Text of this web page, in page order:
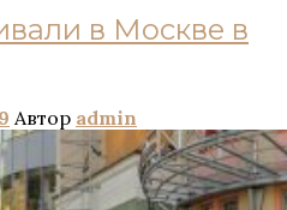
в Москве в
Автор admin